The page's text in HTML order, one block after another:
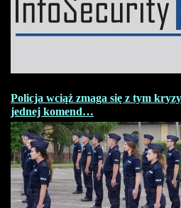
Policja wciąż zmaga się z tym
jednej komend…